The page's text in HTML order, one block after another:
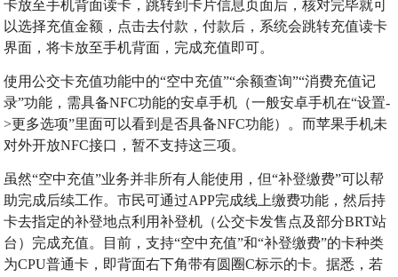
卡放至手机背面读卡，跳转到卡片信息页面后，核对完毕就可
以选择充值金额，点击去付款，付款后，系统会跳转充值读卡
界面，将卡放至手机背面，完成充值即可。
使用公交卡充值功能中的“空中充值”“余额查询”“消费充值记
录”功能，需具备NFC功能的安卓手机（一般安卓手机在“设置-
>更多选项”里面可以看到是否具备NFC功能）。而苹果手机未
对外开放NFC接口，暂不支持这三项。
虽然“空中充值”业务并非所有人能使用，但“补登缴费”可以帮
助完成后续工作。市民可通过APP完成线上缴费功能，然后持
卡去指定的补登地点利用补登机（公交卡发售点及部分BRT站
台）完成充值。目前，支持“空中充值”和“补登缴费”的卡种类
为CPU普通卡，即背面右下角带有圆圈C标示的卡。据悉，若